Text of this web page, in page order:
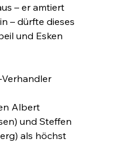
– er amtiert
– dürfte dieses
und Esken
Verhandler
Albert
und Steffen
als höchst